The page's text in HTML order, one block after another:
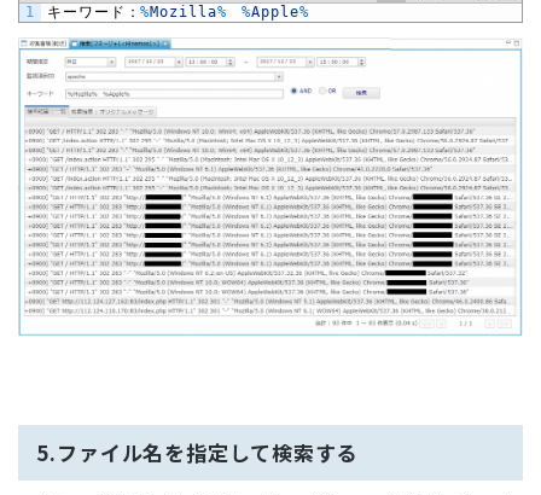
1 キーワード：%Mozilla% %Apple%
5.ファイル名を指定して検索する